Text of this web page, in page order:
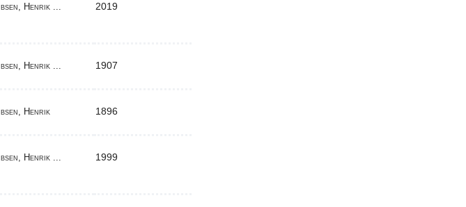
Ibsen, Henrik ... 2019
Ibsen, Henrik ... 1907
Ibsen, Henrik 1896
Ibsen, Henrik ... 1999